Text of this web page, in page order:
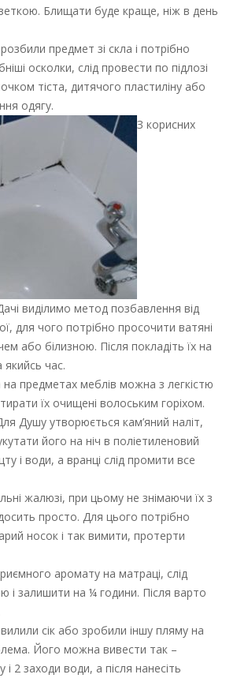
Блищати буде краще, ніж в день
предмет зі скла і потрібно
осколки, слід провести по підлозі
тіста, дитячого пластиліну або
одягу.
З корисних
виділимо метод позбавлення від
для чого потрібно просочити ватяні
або білизною. Після покладіть їх на
якийсь час.
на предметах меблів можна з легкістю
їх очищені волоським горіхом.
Душу утворюється кам’яний наліт,
його на ніч в поліетиленовий
і води, а вранці слід промити все
жалюзі, при цьому не знімаючи їх з
просто. Для цього потрібно
носок і так вимити, протерти
аромату на матраці, слід
і залишити на ¼ години. Після варто
сік або зробили іншу пляму на
Його можна вивести так –
і 2 заходи води, а після нанесіть